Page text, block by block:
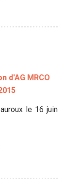
d'AG MRCO
le 16 juin